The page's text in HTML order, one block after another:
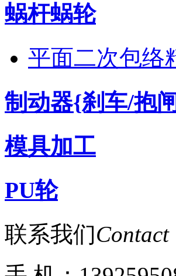
蜗杆蜗轮
平面二次包络
制动器{刹车/抱
模具加工
PU轮
联系我们Contact